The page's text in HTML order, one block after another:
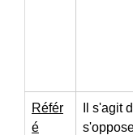
Référ
é
Il s'agit